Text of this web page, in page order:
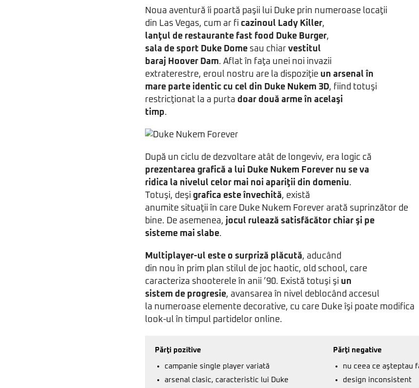
Noua aventură îi poartă paşii lui Duke prin numeroase locaţii
din Las Vegas, cum ar fi cazinoul Lady Killer,
lanţul de restaurante fast food Duke Burger,
sala de sport Duke Dome sau chiar vestitul
baraj Hoover Dam. Aflat în faţa unei noi invazii
extraterestre, eroul nostru are la dispoziţie un arsenal în
mare parte identic cu cel din Duke Nukem 3D, fiind totuşi
restricţionat la a purta doar două arme în acelaşi
timp.
După un ciclu de dezvoltare atât de longeviv, era logic că
prezentarea grafică a lui Duke Nukem Forever nu se va
ridica la nivelul celor mai noi apariţii din domeniu.
Totuşi, deşi grafica este învechită, există
anumite situaţii în care Duke Nukem Forever arată suprinzător de
bine. De asemenea, jocul rulează satisfăcător chiar şi pe
sisteme mai slabe.
Multiplayer-ul este o surpriză plăcută, aducând
din nou în prim plan stilul de joc haotic, old school, care
caracteriza shooterele în anii ’90. Există totuşi şi un
sistem de progresie, avansarea în nivel deblocând accesul
la numeroase elemente decorative, cu care Duke îşi poate modifica
look-ul în timpul partidelor online.
Părţi pozitive
campanie single player variată
arsenal clasic, caracteristic lui Duke
Părţi negative
nu ceea ce aşteptau
design inconsistent